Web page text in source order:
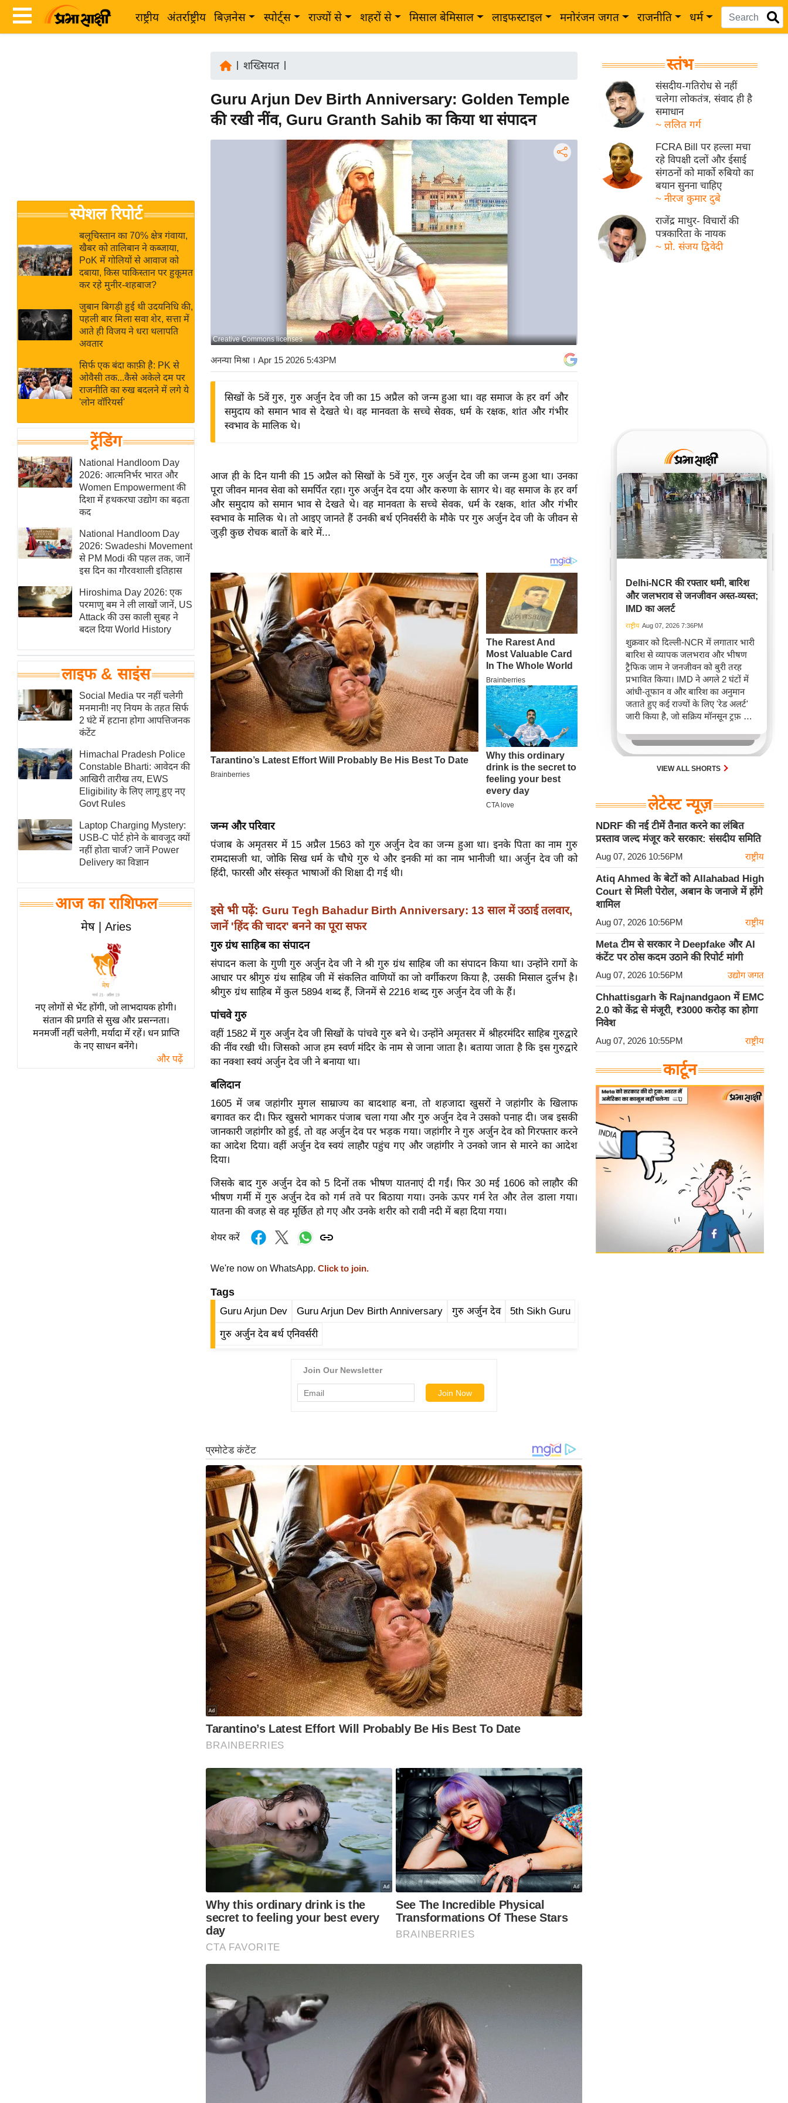
राष्ट्रीय अंतर्राष्ट्रीय बिज़नेस स्पोर्ट्स राज्यों से शहरों से मिसाल बेमिसाल लाइफस्टाइल मनोरंजन जगत राजनीति धर्म
Breaking
News in
Hindi
Hindi
Videos
जगत
राय
बजट
IPL
2026
ई-पेपर
मिसाल बेमिसाल
शख्सियत
यंग इंडिया
साहित्य जगत
ऑटो वर्ल्ड
न्यूज ब्रीफ
मनोरंजन जगत
बॉलीवुड
हॉलीवुड
फिल्म समीक्षा
Breaking
News
लाइफस्टाइल
टेक्नॉलॉजी
घरेलू नुस्खे
पर्यटन स्थल
फिटनेस मंत्रा
रिलेशनशिप
राजनीति
विश्लेषण
समसामयिक
मातृभूमि
एम.
आर.
आई.
समीक्षा
धर्म
ज्योतिष
त्योहार
राशिफल
विशेष
स्पेशल रिपोर्ट
बलूचिस्तान का 70% क्षेत्र गंवाया,
खैबर को तालिबान ने कब्जाया,
PoK में गोलियों से आवाज को
दबाया, किस पाकिस्तान पर हुकूमत
कर रहे मुनीर-शहबाज?
जुबान बिगड़ी हुई थी उदयनिधि की,
पहली बार मिला सवा शेर, सत्ता में
आते ही विजय ने धरा थलापति
अवतार
सिर्फ एक बंदा काफ़ी है: PK से
ओवैसी तक...कैसे अकेले दम पर
राजनीति का रुख बदलने में लगे ये
'लोन वॉरियर्स'
ट्रेंडिंग
National Handloom Day
2026: आत्मनिर्भर भारत और
Women Empowerment की
दिशा में हथकरघा उद्योग का बढ़ता
कद
National Handloom Day
2026: Swadeshi Movement
से PM Modi की पहल तक, जानें
इस दिन का गौरवशाली इतिहास
Hiroshima Day 2026: एक
परमाणु बम ने ली लाखों जानें, US
Attack की उस काली सुबह ने
बदल दिया World History
लाइफ & साइंस
Social Media पर नहीं चलेगी
मनमानी! नए नियम के तहत सिर्फ
2 घंटे में हटाना होगा आपत्तिजनक
कंटेंट
Himachal Pradesh Police
Constable Bharti: आवेदन की
आखिरी तारीख तय, EWS
Eligibility के लिए लागू हुए नए
Govt Rules
Laptop Charging Mystery:
USB-C पोर्ट होने के बावजूद क्यों
नहीं होता चार्ज? जानें Power
Delivery का विज्ञान
आज का राशिफल
मेष | Aries
नए लोगों से भेंट होंगी, जो लाभदायक होगी।
संतान की प्रगति से सुख और प्रसन्नता।
मनमर्जी नहीं चलेगी, मर्यादा में रहें। धन प्राप्ति
के नए साधन बनेंगे।
और पढ़ें
शख्सियत|
Guru Arjun Dev Birth Anniversary: Golden Temple
की रखी नींव, Guru Granth Sahib का किया था संपादन
Creative Commons licenses
अनन्या मिश्रा । Apr 15 2026 5:43PM
सिखों के 5वें गुरु, गुरु अर्जुन देव जी का 15 अप्रैल को जन्म हुआ था। वह समाज के हर वर्ग और
समुदाय को समान भाव से देखते थे। वह मानवता के सच्चे सेवक, धर्म के रक्षक, शांत और गंभीर
स्वभाव के मालिक थे।
आज ही के दिन यानी की 15 अप्रैल को सिखों के 5वें गुरु, गुरु अर्जुन देव जी का जन्म हुआ था। उनका
पूरा जीवन मानव सेवा को समर्पित रहा। गुरु अर्जुन देव दया और करुणा के सागर थे। वह समाज के हर वर्ग
और समुदाय को समान भाव से देखते थे। वह मानवता के सच्चे सेवक, धर्म के रक्षक, शांत और गंभीर
स्वभाव के मालिक थे। तो आइए जानते हैं उनकी बर्थ एनिवर्सरी के मौके पर गुरु अर्जुन देव जी के जीवन से
जुड़ी कुछ रोचक बातों के बारे में...
जन्म और परिवार
पंजाब के अमृतसर में 15 अप्रैल 1563 को गुरु अर्जुन देव का जन्म हुआ था। इनके पिता का नाम गुरु
रामदासजी था, जोकि सिख धर्म के चौथे गुरु थे और इनकी मां का नाम भानीजी था। अर्जुन देव जी को
हिंदी, फारसी और संस्कृत भाषाओं की शिक्षा दी गई थी।
इसे भी पढ़ें: Guru Tegh Bahadur Birth Anniversary: 13 साल में उठाई तलवार,
जानें 'हिंद की चादर' बनने का पूरा सफर
गुरु ग्रंथ साहिब का संपादन
संपादन कला के गुणी गुरु अर्जुन देव जी ने श्री गुरु ग्रंथ साहिब जी का संपादन किया था। उन्होंने रागों के
आधार पर श्रीगुरु ग्रंथ साहिब जी में संकलित वाणियों का जो वर्गीकरण किया है, उसकी मिसाल दुर्लभ है।
श्रीगुरु ग्रंथ साहिब में कुल 5894 शब्द हैं, जिनमें से 2216 शब्द गुरु अर्जुन देव जी के हैं।
पांचवे गुरु
वहीं 1582 में गुरु अर्जुन देव जी सिखों के पांचवे गुरु बने थे। उन्होंने अमृतसर में श्रीहरमंदिर साहिब गुरुद्वारे
की नींव रखी थी। जिसको आज हम स्वर्ण मंदिर के नाम से जाना जाता है। बताया जाता है कि इस गुरुद्वारे
का नक्शा स्वयं अर्जुन देव जी ने बनाया था।
बलिदान
1605 में जब जहांगीर मुगल साम्राज्य का बादशाह बना, तो शहजादा खुसरों ने जहांगीर के खिलाफ
बगावत कर दी। फिर खुसरो भागकर पंजाब चला गया और गुरु अर्जुन देव ने उसको पनाह दी। जब इसकी
जानकारी जहांगीर को हुई, तो वह अर्जुन देव पर भड़क गया। जहांगीर ने गुरु अर्जुन देव को गिरफ्तार करने
का आदेश दिया। वहीं अर्जुन देव स्वयं लाहौर पहुंच गए और जहांगीर ने उनको जान से मारने का आदेश
दिया।
जिसके बाद गुरु अर्जुन देव को 5 दिनों तक भीषण यातनाएं दी गईं। फिर 30 मई 1606 को लाहौर की
भीषण गर्मी में गुरु अर्जुन देव को गर्म तवे पर बिठाया गया। उनके ऊपर गर्म रेत और तेल डाला गया।
यातना की वजह से वह मूर्छित हो गए और उनके शरीर को रावी नदी में बहा दिया गया।
शेयर करें
We're now on WhatsApp. Click to join.
Tags
Guru Arjun Dev Guru Arjun Dev Birth Anniversary गुरु अर्जुन देव 5th Sikh Guru
गुरु अर्जुन देव बर्थ एनिवर्सरी
स्तंभ
संसदीय-गतिरोध से नहीं
चलेगा लोकतंत्र, संवाद ही है
समाधान
~ ललित गर्ग
FCRA Bill पर हल्ला मचा
रहे विपक्षी दलों और ईसाई
संगठनों को मार्को रुबियो का
बयान सुनना चाहिए
~ नीरज कुमार दुबे
राजेंद्र माथुर- विचारों की
पत्रकारिता के नायक
~ प्रो. संजय द्विवेदी
Delhi-NCR की रफ्तार थमी, बारिश
और जलभराव से जनजीवन अस्त-व्यस्त;
IMD का अलर्ट
राष्ट्रीय Aug 07, 2026 7:36PM
शुक्रवार को दिल्ली-NCR में लगातार भारी
बारिश से व्यापक जलभराव और भीषण
ट्रैफिक जाम ने जनजीवन को बुरी तरह
प्रभावित किया। IMD ने अगले 2 घंटों में
आंधी-तूफान व और बारिश का अनुमान
जताते हुए कई राज्यों के लिए 'रेड अलर्ट'
जारी किया है, जो सक्रिय मॉनसून ट्रफ़ और
जिससे यातायात बाधित होने के साथ-साथ
सफदरजंग अस्पताल में भी जलभराव की
स्थिति बनी।VIEW ALL SHORTS
लेटेस्ट न्यूज़
NDRF की नई टीमें तैनात करने का लंबित
प्रस्ताव जल्द मंजूर करे सरकार: संसदीय समिति
Aug 07, 2026 10:56PM राष्ट्रीय
Atiq Ahmed के बेटों को Allahabad High
Court से मिली पेरोल, अबान के जनाजे में होंगे
शामिल
Aug 07, 2026 10:56PM राष्ट्रीय
Meta टीम से सरकार ने Deepfake और AI
कंटेंट पर ठोस कदम उठाने की रिपोर्ट मांगी
Aug 07, 2026 10:56PM उद्योग जगत
Chhattisgarh के Rajnandgaon में EMC
2.0 को केंद्र से मंजूरी, ₹3000 करोड़ का होगा
निवेश
Aug 07, 2026 10:55PM राष्ट्रीय
कार्टून